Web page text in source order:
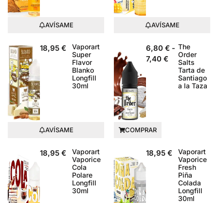
AVÍSAME AVÍSAME
18,95 €
Vaporart
Super
Flavor
Blanko
Longfill
30ml
AVÍSAME
6,80 € -
7,40 €
The
Order
Salts
Tarta de
Santiago
a la Taza
COMPRAR
18,95 €
Vaporart
Vaporice
Cola
Polare
Longfill
30ml
18,95 €
Vaporart
Vaporice
Fresh
Piña
Colada
Longfill
30ml